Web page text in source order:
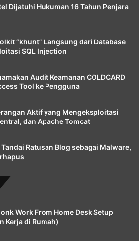
Dijatuhi Hukuman 16 Tahun Penjara
“khunt” Langsung dari Database
SQL Injection
Audit Keamanan COLDCARD
Tool ke Pengguna
Aktif yang Mengeksploitasi
dan Apache Tomcat
Ratusan Blog sebagai Malware,
Work From Home Desk Setup
Kerja di Rumah)